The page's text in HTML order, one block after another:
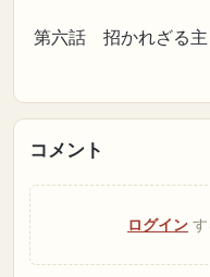
第六話 招かれざる主
コメント
ログイン